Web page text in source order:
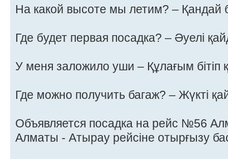
На какой высоте мы летим? – Қандай
Где будет первая посадка? – Әуелі
У меня заложило уши – Құлағым бітіп
Где можно получить багаж? – Жүкті
Объявляется посадка на рейс №56
Алматы - Атырау рейсіне отырғызу